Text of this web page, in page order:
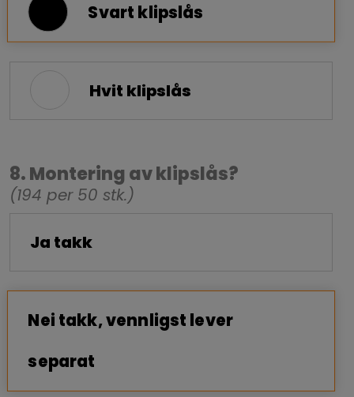
Svart klipslås
Hvit klipslås
8. Montering av klipslås?
(194 per 50 stk.)
Ja takk
Nei takk, vennligst lever
separat